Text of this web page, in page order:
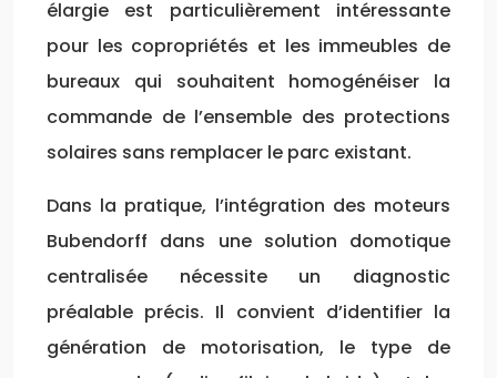
élargie est particulièrement intéressante
pour les copropriétés et les immeubles de
bureaux qui souhaitent homogénéiser la
commande de l’ensemble des protections
solaires sans remplacer le parc existant.
Dans la pratique, l’intégration des moteurs
Bubendorff dans une solution domotique
centralisée nécessite un diagnostic
préalable précis. Il convient d’identifier la
génération de motorisation, le type de